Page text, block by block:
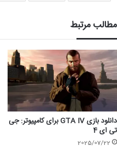
مطالب مرتبط
دانلود بازی GTA IV برای کامپیوتر: جی
تی ای 4
2025/07/22